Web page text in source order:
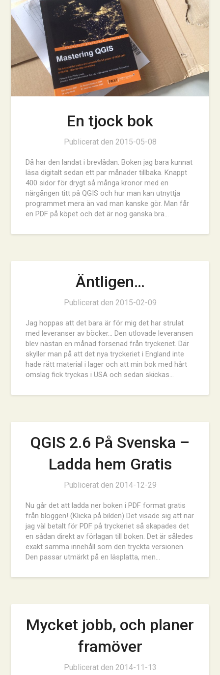
En tjock bok
Publicerat den 2015-05-08
Då har den landat i brevlådan. Boken jag bara kunnat
läsa digitalt sedan ett par månader tillbaka. Knappt
400 sidor för drygt så många kronor med en
närgången titt på QGIS och hur man kan utnyttja
programmet mera än vad man kanske gör. Man får
en PDF på köpet och det är nog ganska bra…
Äntligen…
Publicerat den 2015-02-09
Jag hoppas att det bara är för mig det har strulat
med leveranser av böcker… Den utlovade leveransen
blev nästan en månad försenad från tryckeriet. Där
skyller man på att det nya tryckeriet i England inte
hade rätt material i lager och att min bok med hårt
omslag fick tryckas i USA och sedan skickas…
QGIS 2.6 På Svenska –
Ladda hem Gratis
Publicerat den 2014-12-29
Nu går det att ladda ner boken i PDF format gratis
från bloggen! (Klicka på bilden) Det visade sig att när
jag väl betalt för PDF på tryckeriet så skapades det
en sådan direkt av förlagan till boken. Det är således
exakt samma innehåll som den tryckta versionen.
Den passar utmärkt på en läsplatta, men…
Mycket jobb, och planer
framöver
Publicerat den 2014-11-13